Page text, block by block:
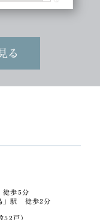
徒歩5分
」駅 徒歩2分
52戸）